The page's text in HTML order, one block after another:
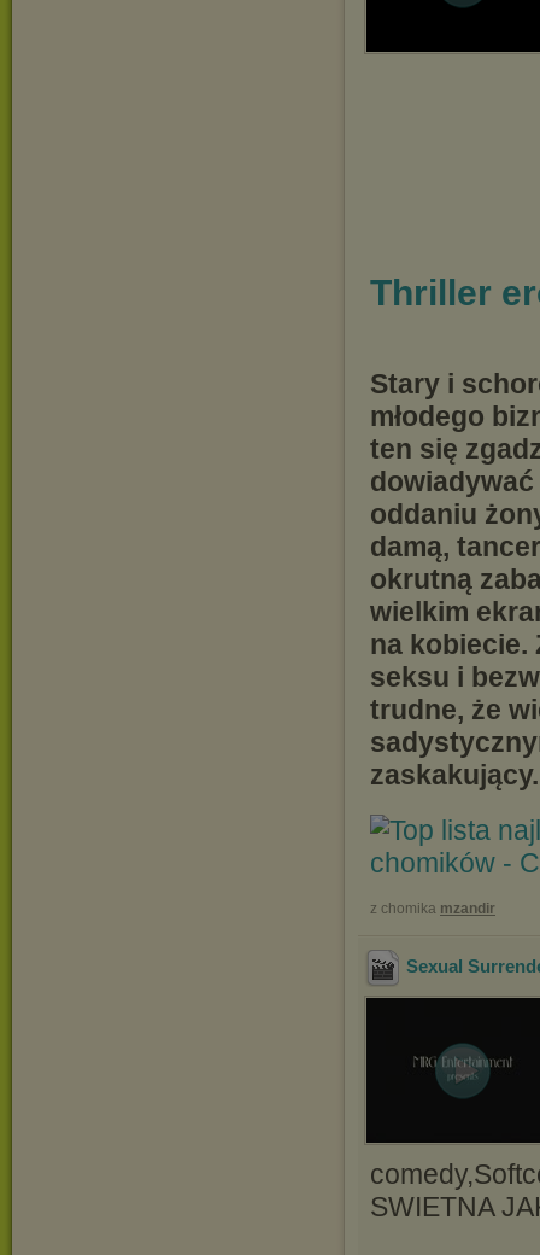
Thriller
Stary i
młodego
ten się
dowiadywać
oddaniu
damą,
okrutną
wielkim
na kobiecie.
seksu i
trudne, że
zaskakujący.
z chomika mzandir
Sexual
SWIETNA